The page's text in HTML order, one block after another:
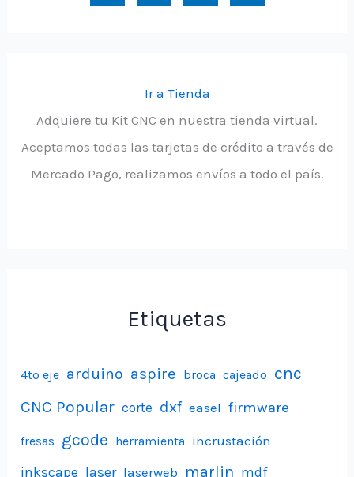
Ir a Tienda
Adquiere tu Kit CNC en nuestra tienda virtual.
Aceptamos todas las tarjetas de crédito a través de
Mercado Pago, realizamos envíos a todo el país.
Etiquetas
4to eje arduino aspire broca cajeado cnc
CNC Popular corte dxf easel firmware
fresas gcode herramienta incrustación
inkscape laser laserweb marlin mdf